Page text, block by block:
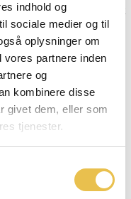
indhold og
sociale medier og til
oplysninger om
partnere inden
og
kombinere disse
givet dem, eller som
tjenester.
skoen foden jævnt
klar følelse.
gå på kompromis med
og
materiale, der
under hårde intervaller
holder foden på plads